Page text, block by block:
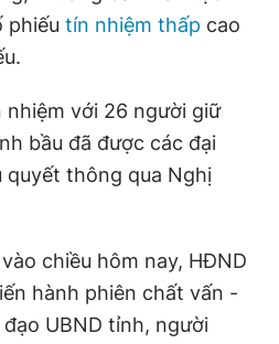
phiếu tín nhiệm thấp cao
nhiệm với 26 người giữ
bầu đã được các đại
quyết thông qua Nghị
chiều hôm nay, HĐND
hành phiên chất vấn -
UBND tỉnh, người